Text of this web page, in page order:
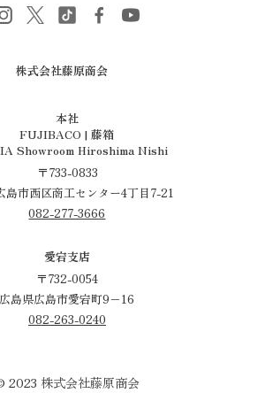
株式会社藤原商会
​​​​​​​本社
FUJIBACO | 藤箱
Showroom Hiroshima Nishi
〒733-0833
島市西区商工センター4丁目7-21
082-277-3666
愛宕支店
〒732-0054
広島県広島市愛宕町9−16
082-263-0240
2023 株式会社藤原商会